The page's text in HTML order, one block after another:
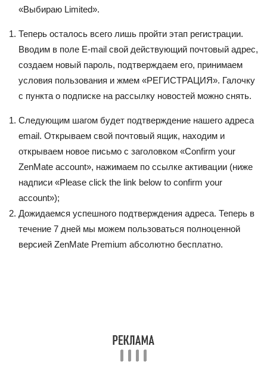
«Выбираю Limited».
Теперь осталось всего лишь пройти этап регистрации.
Вводим в поле E-mail свой действующий почтовый адрес,
создаем новый пароль, подтверждаем его, принимаем
условия пользования и жмем «РЕГИСТРАЦИЯ». Галочку
с пункта о подписке на рассылку новостей можно снять.
Следующим шагом будет подтверждение нашего адреса
email. Открываем свой почтовый ящик, находим и
открываем новое письмо с заголовком «Confirm your
ZenMate account», нажимаем по ссылке активации (ниже
надписи «Please click the link below to confirm your
account»);
Дожидаемся успешного подтверждения адреса. Теперь в
течение 7 дней мы можем пользоваться полноценной
версией ZenMate Premium абсолютно бесплатно.